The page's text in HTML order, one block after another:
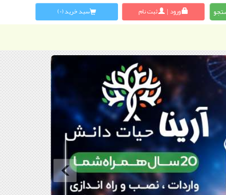
ورود| ثبت نام سبد خرید (0)
قبلی
وستا
تجهیز
پارت